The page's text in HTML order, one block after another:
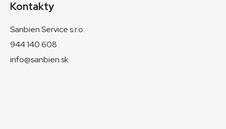
Kontakty
Sanbien Service s.r.o.
944 140 608
info@sanbien.sk